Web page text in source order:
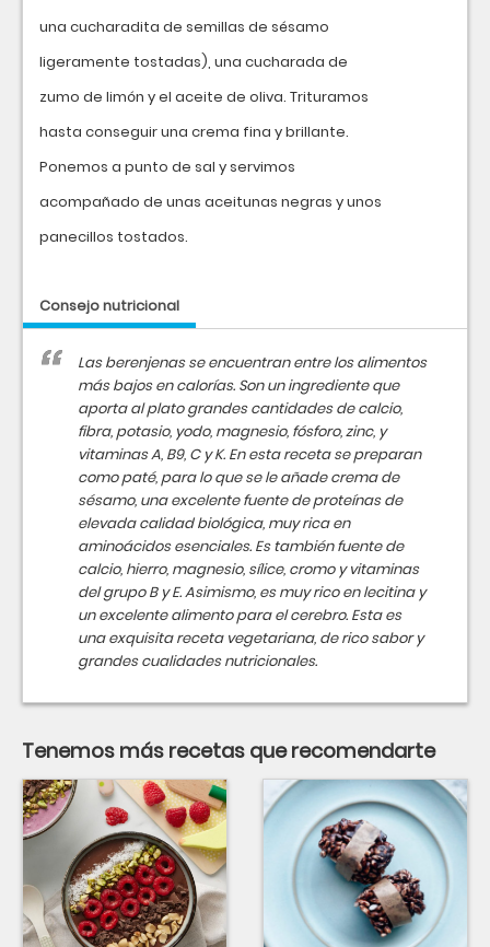
una cucharadita de semillas de sésamo
ligeramente tostadas), una cucharada de
zumo de limón y el aceite de oliva. Trituramos
hasta conseguir una crema fina y brillante.
Ponemos a punto de sal y servimos
acompañado de unas aceitunas negras y unos
panecillos tostados.
Consejo nutricional
Las berenjenas se encuentran entre los alimentos
más bajos en calorías. Son un ingrediente que
aporta al plato grandes cantidades de calcio,
fibra, potasio, yodo, magnesio, fósforo, zinc, y
vitaminas A, B9, C y K. En esta receta se preparan
como paté, para lo que se le añade crema de
sésamo, una excelente fuente de proteínas de
elevada calidad biológica, muy rica en
aminoácidos esenciales. Es también fuente de
calcio, hierro, magnesio, sílice, cromo y vitaminas
del grupo B y E. Asimismo, es muy rico en lecitina y
un excelente alimento para el cerebro. Esta es
una exquisita receta vegetariana, de rico sabor y
grandes cualidades nutricionales.
Tenemos más recetas que recomendarte